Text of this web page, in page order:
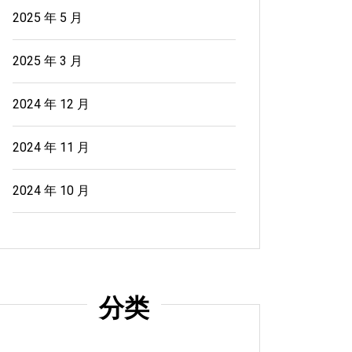
2025 年 5 月
2025 年 3 月
2024 年 12 月
2024 年 11 月
2024 年 10 月
分类